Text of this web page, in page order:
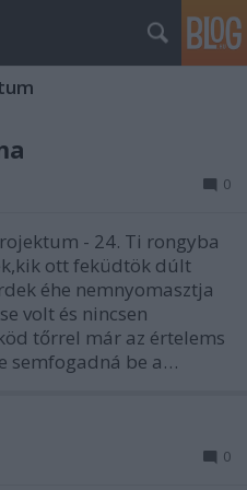
0
- 24. Ti rongyba
ott feküdtök dúlt
éhe nemnyomasztja
volt és nincsen
tőrrel már az értelems
semfogadná be a…
0